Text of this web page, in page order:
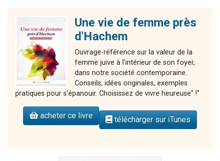
Une vie de femme près
d'Hachem
Ouvrage-référence sur la valeur de la
femme juive à l'intérieur de son foyer,
dans notre société contemporaine.
Conseils, idées originales, exemples
pratiques pour s'épanouir. Choisissez de vivre heureuse" !"
acheter ce livre télécharger sur iTunes